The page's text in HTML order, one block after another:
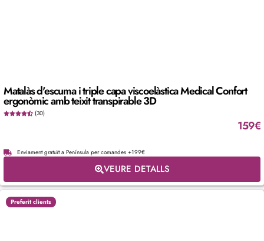
Matalàs d'escuma i triple capa viscoelàstica Medical Confort
ergonòmic amb teixit transpirable 3D
(30)
159€
Enviament gratuït a Península per comandes +199€
VEURE DETALLS
Preferit clients